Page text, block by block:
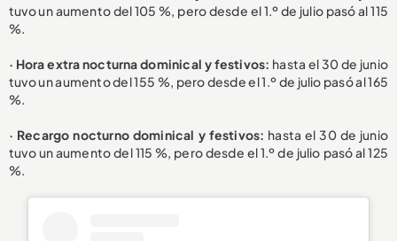
tuvo un aumento del 105 %, pero desde el 1.º de julio pasó al 115
%.
· Hora extra nocturna dominical y festivos: hasta el 30 de junio
tuvo un aumento del 155 %, pero desde el 1.º de julio pasó al 165
%.
· Recargo nocturno dominical y festivos: hasta el 30 de junio
tuvo un aumento del 115 %, pero desde el 1.º de julio pasó al 125
%.